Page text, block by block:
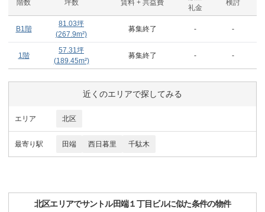
階数 坪数 賃料 + 共益費
礼金
検討
B1階
81.03坪
(267.9m²)
募集終了 - -
1階
57.31坪
(189.45m²)
募集終了 - -
近くのエリアで探してみる
エリア 北区
最寄り駅 田端 西日暮里 千駄木
北区エリアでサントル田端１丁目ビルに似た条件の物件